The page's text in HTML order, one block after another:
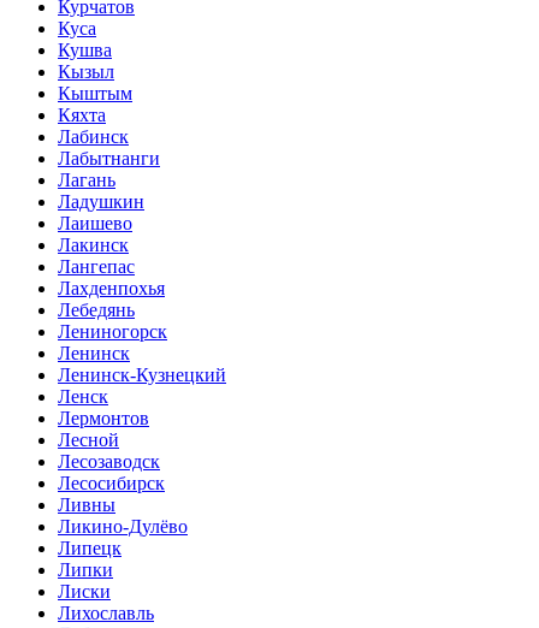
Курчатов
Куса
Кушва
Кызыл
Кыштым
Кяхта
Лабинск
Лабытнанги
Лагань
Ладушкин
Лаишево
Лакинск
Лангепас
Лахденпохья
Лебедянь
Лениногорск
Ленинск
Ленинск-Кузнецкий
Ленск
Лермонтов
Лесной
Лесозаводск
Лесосибирск
Ливны
Ликино-Дулёво
Липецк
Липки
Лиски
Лихославль